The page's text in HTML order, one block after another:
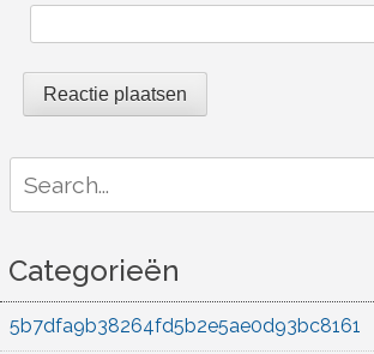
for:
Categorieën
5b7dfa9b38264fd5b2e5ae0d93bc8161